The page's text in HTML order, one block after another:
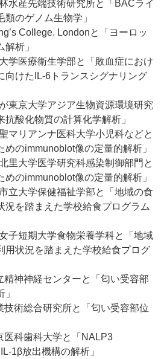
水産先端技術研究所と「BACライ
のゲノム生物学」
College. Londonと「ヨーロッ
析」
学医療衛生学部と「敗血症におけ
向けたIL-6トランスシグナリング
東京大学アジア生物資源環境研究
酸化物質の計算化学解析」
マリアンナ医科大学小児科などと
めのimmunoblot像の定量的解析」
里大学医学研究科感染制御部門と
めのimmunoblot像の定量的解析」
立大学保健福祉学部と「地域の食
況を踏まえた学校給食プログラム
子短期大学食物栄養学科と「地域
用状況を踏まえた学校給食プログ
精神神経センターと「匂い受容部
技術総合研究所と「匂い受容部位
医科歯科大学と「NALP3
1β放出機構の解析」